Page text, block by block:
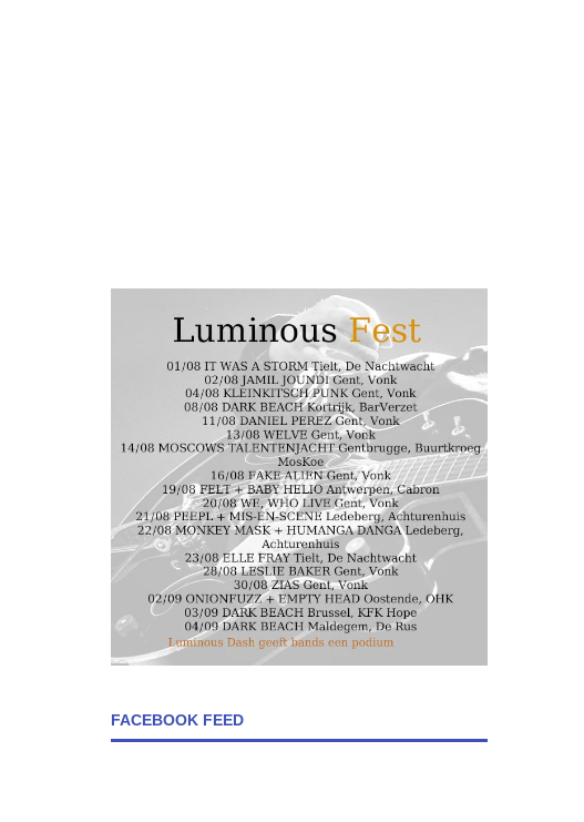
FACEBOOK FEED